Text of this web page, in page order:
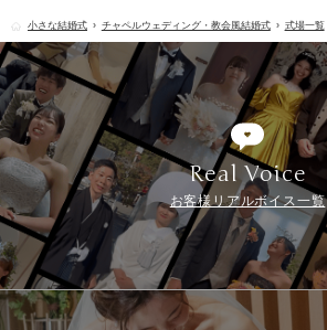
小さな結婚式 チャペルウェディング・教会風結婚式 式場一覧
Real Voice
お客様リアルボイス一覧